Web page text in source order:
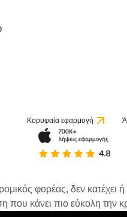
Κορυφαία εφαρμογή
φορέας, δεν κατέχει ή
που κάνει πιο εύκολη την